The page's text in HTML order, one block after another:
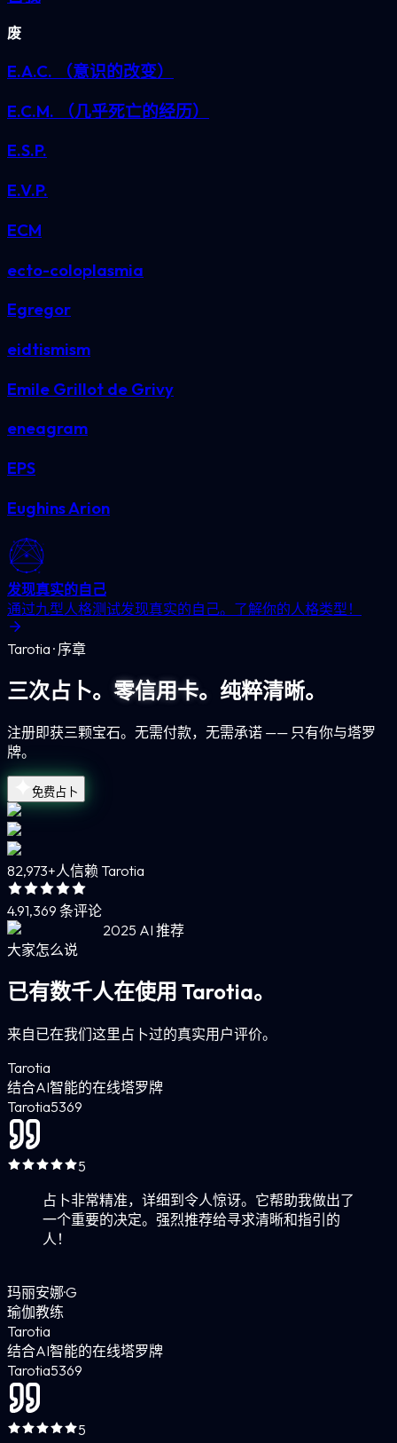
废
E.A.C. （意识的改变）
E.C.M. （几乎死亡的经历）
E.S.P.
E.V.P.
ECM
ecto-coloplasmia
Egregor
eidtismism
Emile Grillot de Grivy
eneagram
EPS
Eughins Arion
发现真实的自己
通过九型人格测试发现真实的自己。了解你的人格类型！
Tarotia · 序章
三次占卜。 零信用卡。 纯粹清晰。
注册即获三颗宝石。无需付款，无需承诺 —— 只有你与塔罗
牌。
免费占卜
82,973+人信赖 Tarotia
4.91,369 条评论
2025 AI 推荐
大家怎么说
已有数千人在使用 Tarotia。
来自已在我们这里占卜过的真实用户评价。
Tarotia
结合AI智能的在线塔罗牌
Tarotia5369
5
占卜非常精准，详细到令人惊讶。它帮助我做出了
一个重要的决定。强烈推荐给寻求清晰和指引的
人！
玛丽安娜·G
瑜伽教练
Tarotia
结合AI智能的在线塔罗牌
Tarotia5369
5